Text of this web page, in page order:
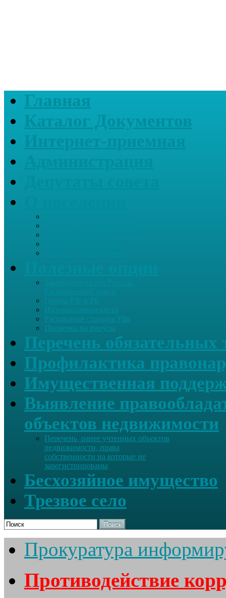
Главная
Каталог Документов
Интерактивная карта
Расписание станция Уфа
Проверка на вирусы
Перечень обязательных
Профилактика
Имущественная
Выявление
объектов недвижимости
Перечень ранее учтенных объектов
недвижимости, права
собственности на которые не
зарегистрированы
Бесхозяйное имущество
Трезвое село
Поиск
Прокуратура
Противодействие